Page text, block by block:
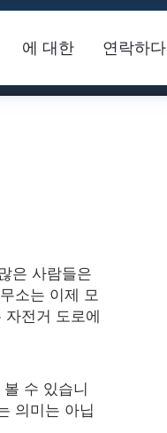
에 대한 연락하다
사 테이프
은 사람들은
소는 이제 모
전거 도로에
수 있습니
의미는 아닙